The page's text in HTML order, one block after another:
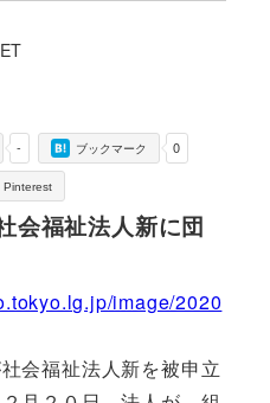
- 0
ブックマーク
Pinterest
会福祉法人新に団
image/2020
会福祉法人新を被申立